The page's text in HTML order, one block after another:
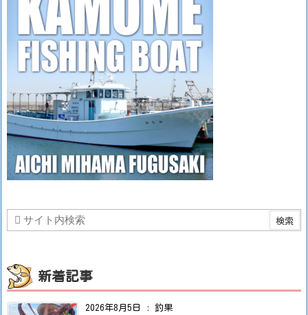
新着記事
2026年8月5日 : 釣果